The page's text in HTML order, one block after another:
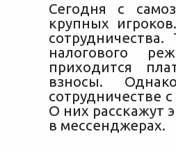
Сегодня с
крупных
налогового
приходится
взносы.
сотрудничестве с
О них расскажут
в мессенджерах.